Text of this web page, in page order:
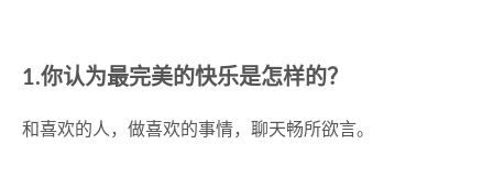
1.你认为最完美的快乐是怎样的？
和喜欢的人，做喜欢的事情，聊天畅所欲言。